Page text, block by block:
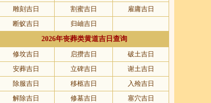
雕刻吉日
割蜜吉日
雇庸吉日
断蚁吉日
归岫吉日
2026年丧葬类黄道吉日查询
修坟吉日
启攒吉日
破土吉日
安葬吉日
立碑吉日
谢土吉日
除服吉日
移柩吉日
入殓吉日
解除吉日
修墓吉日
塞穴吉日